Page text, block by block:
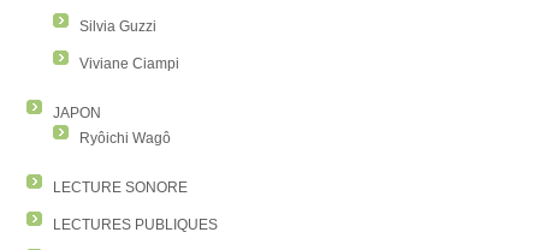
Silvia Guzzi
Viviane Ciampi
JAPON
Ryôichi Wagô
LECTURE SONORE
LECTURES PUBLIQUES